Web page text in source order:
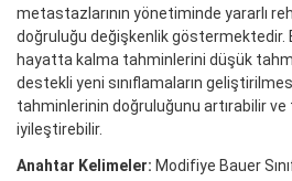
metastazlarının yönetiminde yararlı
doğruluğu değişkenlik göstermektedir.
hayatta kalma tahminlerini düşük
destekli yeni sınıflamaların
tahminlerinin doğruluğunu artırabilir
iyileştirebilir.
Anahtar Kelimeler: Modifiye Bauer